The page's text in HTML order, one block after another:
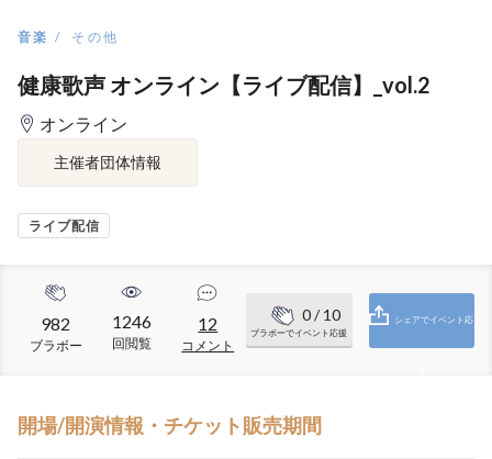
音楽 その他
健康歌声 オンライン【ライブ配信】_vol.2
オンライン
主催者団体情報
ライブ配信
982
ブラボー
1246
回閲覧
12
コメント
0/ 10
ブラボーでイベント応援
シェアでイベント応
開場/開演情報・チケット販売期間